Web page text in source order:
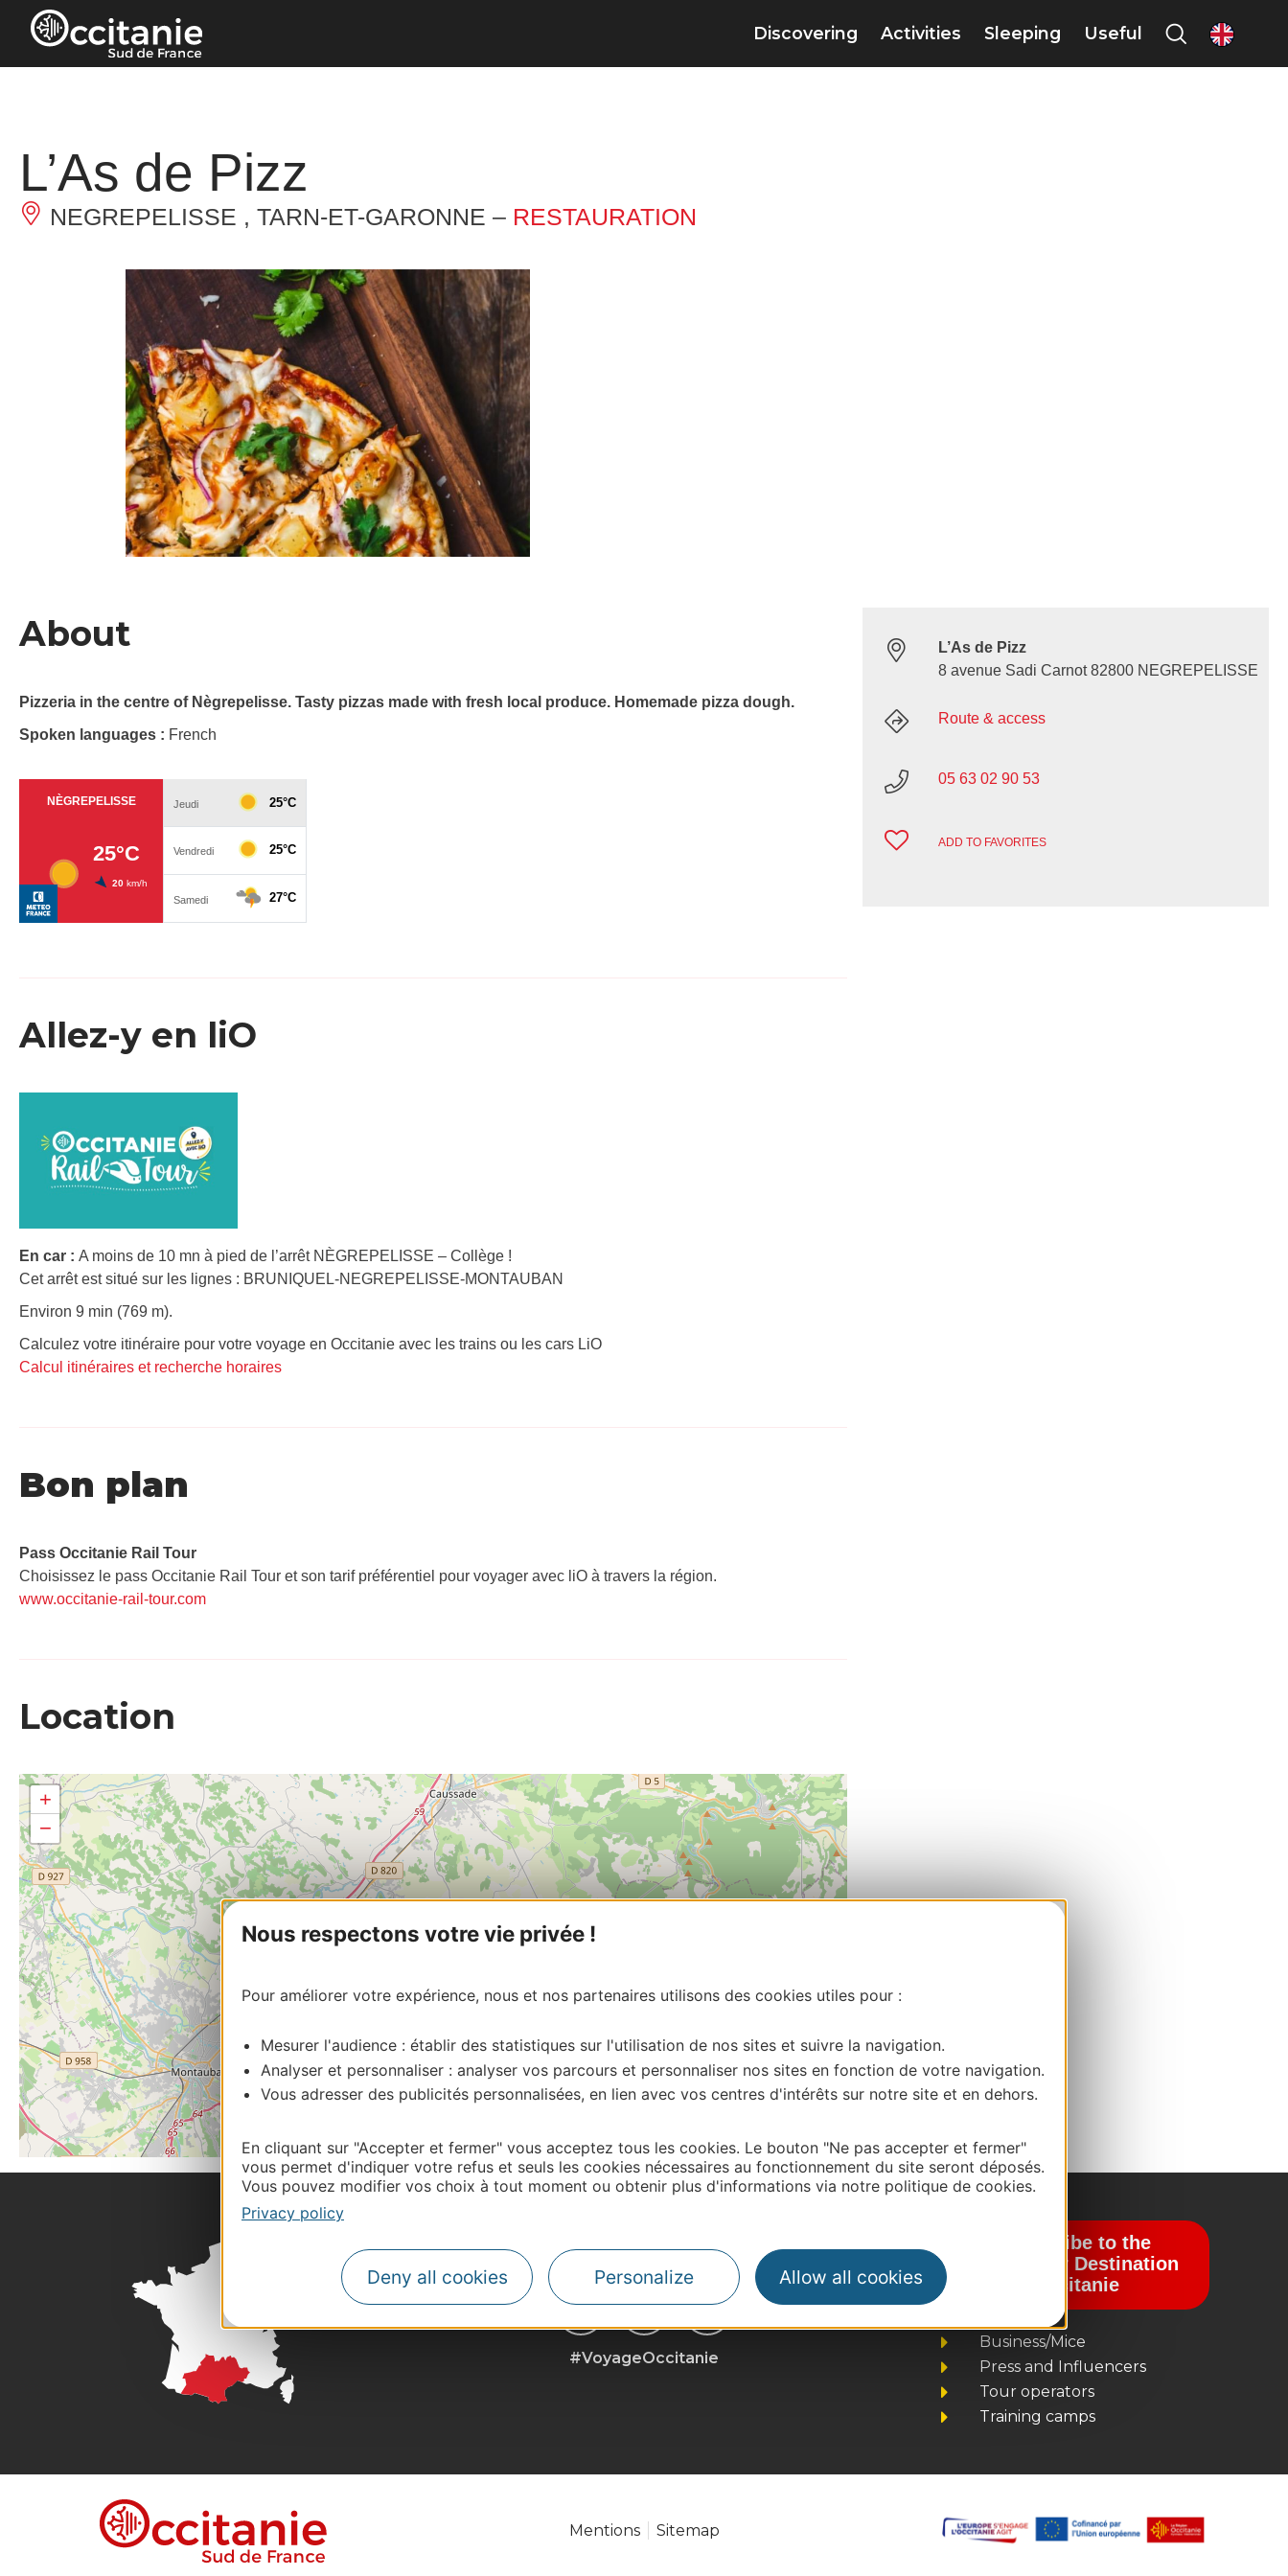
Cookies management panel
Nous respectons votre vie privée !
Pour améliorer votre expérience, nous et nos partenaires utilisons des cookies utiles pour :
Mesurer l'audience : établir des statistiques sur l'utilisation de nos sites et suivre la navigation.
Analyser et personnaliser : analyser vos parcours et personnaliser nos sites en fonction de votre navigation.
Vous adresser des publicités personnalisées, en lien avec vos centres d'intérêts sur notre site et en dehors.
En cliquant sur "Accepter et fermer" vous acceptez tous les cookies. Le bouton "Ne pas accepter et fermer"
vous permet d'indiquer votre refus et seuls les cookies nécessaires au fonctionnement du site seront déposés.
Vous pouvez modifier vos choix à tout moment ou obtenir plus d'informations via notre politique de cookies.
Privacy policy
Deny all cookies Personalize Allow all cookies
Discovering Activities Sleeping Useful en
L’As de Pizz
NEGREPELISSE , TARN-ET-GARONNE – RESTAURATION
About
Pizzeria in the centre of Nègrepelisse. Tasty pizzas made with fresh local produce. Homemade pizza dough.
Spoken languages : French
Allez-y en liO
En car : A moins de 10 mn à pied de l’arrêt NÈGREPELISSE – Collège !
Cet arrêt est situé sur les lignes : BRUNIQUEL-NEGREPELISSE-MONTAUBAN
Environ 9 min (769 m).
Calculez votre itinéraire pour votre voyage en Occitanie avec les trains ou les cars LiO
Calcul itinéraires et recherche horaires
Bon plan
Pass Occitanie Rail Tour​
Choisissez le pass Occitanie Rail Tour et son tarif préférentiel pour voyager avec liO à travers la région.
www.occitanie-rail-tour.com
Location
+
−
Leaflet| Map data ©OpenStreetMap contributors
L’As de Pizz
8 avenue Sadi Carnot 82800 NEGREPELISSE
Route & access
05 63 02 90 53
ADD TO FAVORITES
#VoyageOccitanie
Subscribe to the
newsletter Destination
Occitanie
Business/Mice
Press and Influencers
Tour operators
Training camps
Mentions Sitemap